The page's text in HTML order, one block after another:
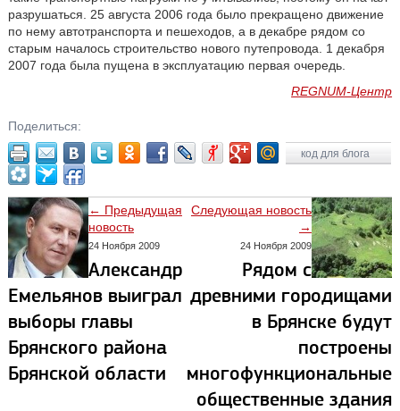
разрушаться. 25 августа 2006 года было прекращено движение
по нему автотранспорта и пешеходов, а в декабре рядом со
старым началось строительство нового путепровода. 1 декабря
2007 года была пущена в эксплуатацию первая очередь.
REGNUM-Центр
Поделиться:
код для блога
← Предыдущая
новость
24 Ноября 2009
Александр
Емельянов выиграл
выборы главы
Брянского района
Брянской области
Следующая новость
→
24 Ноября 2009
Рядом с
древними городищами
в Брянске будут
построены
многофункциональные
общественные здания